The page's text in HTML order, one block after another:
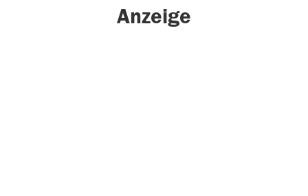
Anzeige